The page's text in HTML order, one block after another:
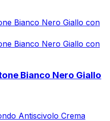
Bianco Nero Giallo